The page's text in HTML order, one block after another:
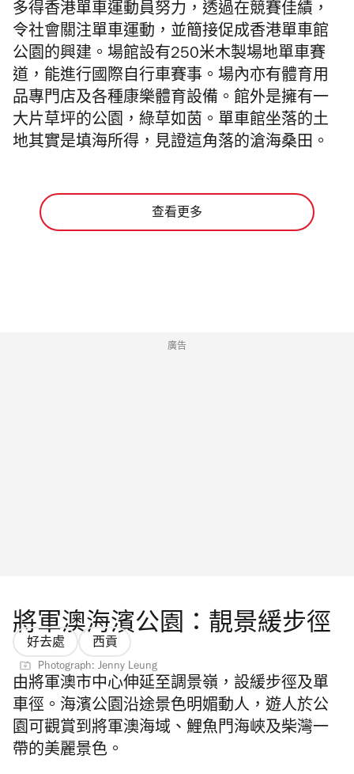
多得香港單車運動員努力，透過在競賽佳績，
令社會關注單車運動，並簡接促成香港單車館
公園的興建。場館設有250米木製場地單車賽
道，能進行國際自行車賽事。場內亦有體育用
品專門店及各種康樂體育設備。館外是擁有一
大片草坪的公園，綠草如茵。單車館坐落的土
地其實是填海所得，見證這角落的滄海桑田。
查看更多
廣告
將軍澳海濱公園：靚景緩步徑
好去處 西貢
Photograph: Jenny Leung
由將軍澳市中心伸延至調景嶺，設緩步徑及單
車徑。 海濱公園沿途景色明媚動人， 遊人於公
園可觀賞到將軍澳海域、鯉魚門海峽及柴灣一
帶的美麗景色。